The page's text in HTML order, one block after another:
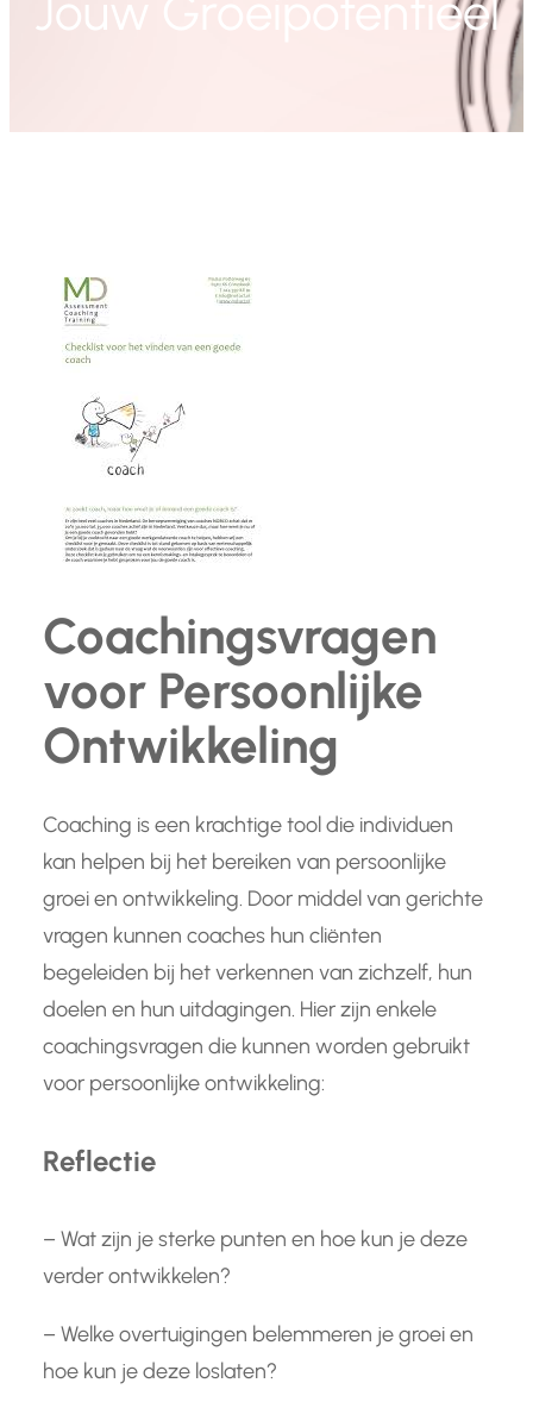
Coachingsvragen
voor Persoonlijke
Ontwikkeling
Coaching is een krachtige tool die individuen
kan helpen bij het bereiken van persoonlijke
groei en ontwikkeling. Door middel van gerichte
vragen kunnen coaches hun cliënten
begeleiden bij het verkennen van zichzelf, hun
doelen en hun uitdagingen. Hier zijn enkele
coachingsvragen die kunnen worden gebruikt
voor persoonlijke ontwikkeling:
Reflectie
– Wat zijn je sterke punten en hoe kun je deze
verder ontwikkelen?
– Welke overtuigingen belemmeren je groei en
hoe kun je deze loslaten?